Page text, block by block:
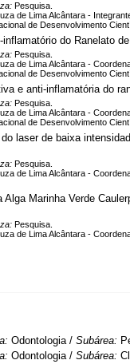
Pesquisa.
de Lima Alcântara -
de Desenvolvimento
do Ranelato
Pesquisa.
de Lima Alcântara -
de Desenvolvimento
e anti-inflamatória do
Pesquisa.
de Lima Alcântara -
de Desenvolvimento
laser de baixa
Pesquisa.
de Lima Alcântara -
Marinha Verde
Pesquisa.
de Lima Alcântara -
Odontologia / Subárea:
Odontologia / Subárea: